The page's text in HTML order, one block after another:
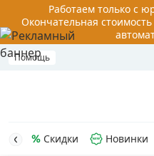
Работаем только с
Окончательная
Помощь
Скидки Новинки